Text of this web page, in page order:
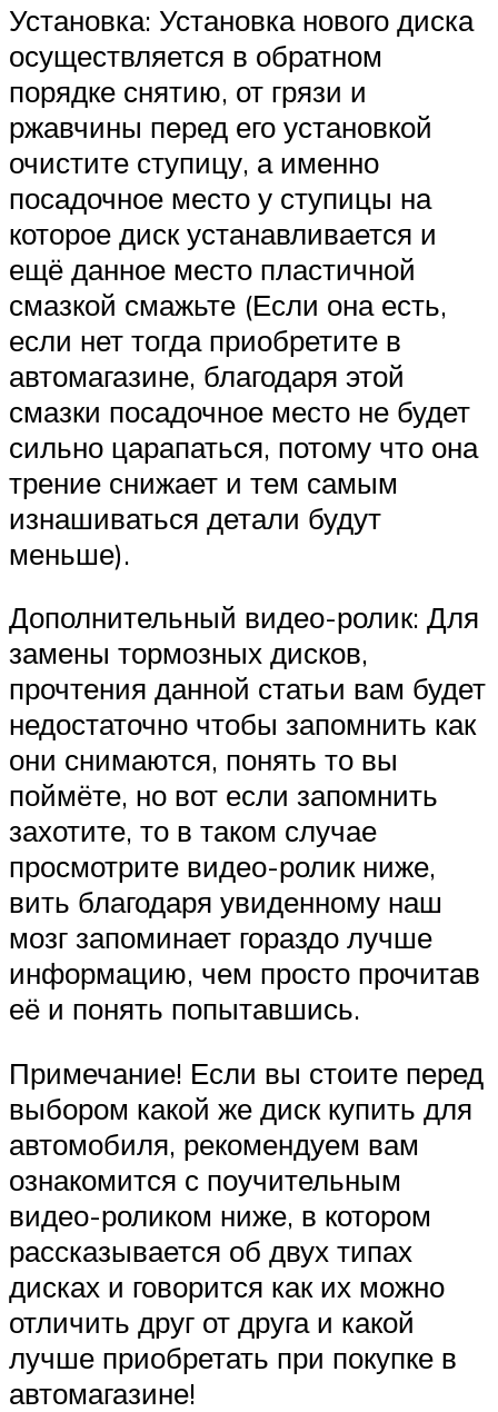
Установка: Установка нового диска
осуществляется в обратном
порядке снятию, от грязи и
ржавчины перед его установкой
очистите ступицу, а именно
посадочное место у ступицы на
которое диск устанавливается и
ещё данное место пластичной
смазкой смажьте (Если она есть,
если нет тогда приобретите в
автомагазине, благодаря этой
смазки посадочное место не будет
сильно царапаться, потому что она
трение снижает и тем самым
изнашиваться детали будут
меньше).
Дополнительный видео-ролик: Для
замены тормозных дисков,
прочтения данной статьи вам будет
недостаточно чтобы запомнить как
они снимаются, понять то вы
поймёте, но вот если запомнить
захотите, то в таком случае
просмотрите видео-ролик ниже,
вить благодаря увиденному наш
мозг запоминает гораздо лучше
информацию, чем просто прочитав
её и понять попытавшись.
Примечание! Если вы стоите перед
выбором какой же диск купить для
автомобиля, рекомендуем вам
ознакомится с поучительным
видео-роликом ниже, в котором
рассказывается об двух типах
дисках и говорится как их можно
отличить друг от друга и какой
лучше приобретать при покупке в
автомагазине!